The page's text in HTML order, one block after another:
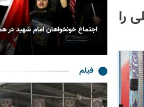
را
اجتماع خونخواهان امام شهید در
فیلم